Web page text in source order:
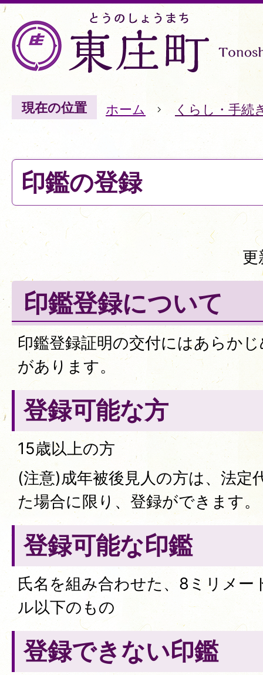
現在の位置 ホーム くらし・手続
印鑑の登録
更
印鑑登録について
印鑑登録証明の交付にはあらか
があります。
登録可能な方
15歳以上の方
(注意)成年被後見人の方は、法定
た場合に限り、登録ができます。
登録可能な印鑑
氏名を組み合わせた、8ミリメー
ル以下のもの
登録できない印鑑